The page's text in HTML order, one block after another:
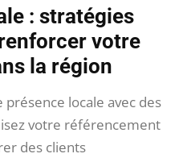
: stratégies
votre
la région
présence locale avec des
votre référencement
des clients